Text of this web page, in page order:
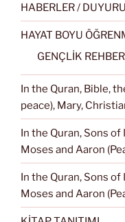
HABERLER /
HAYAT BOYU
GENÇLİK
In the Quran, Bible,
peace), Mary,
In the Quran, Sons of
Moses and Aaron
In the Quran, Sons of
Moses and Aaron